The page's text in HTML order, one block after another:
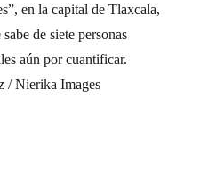
en la capital de Tlaxcala,
de siete personas
aún por cuantificar.
/ Nierika Images